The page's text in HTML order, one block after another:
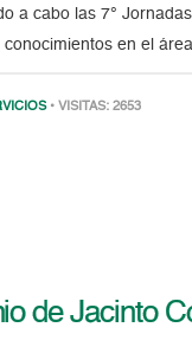
a cabo las 7°
en el
• VISITAS: 2653
de Jacinto